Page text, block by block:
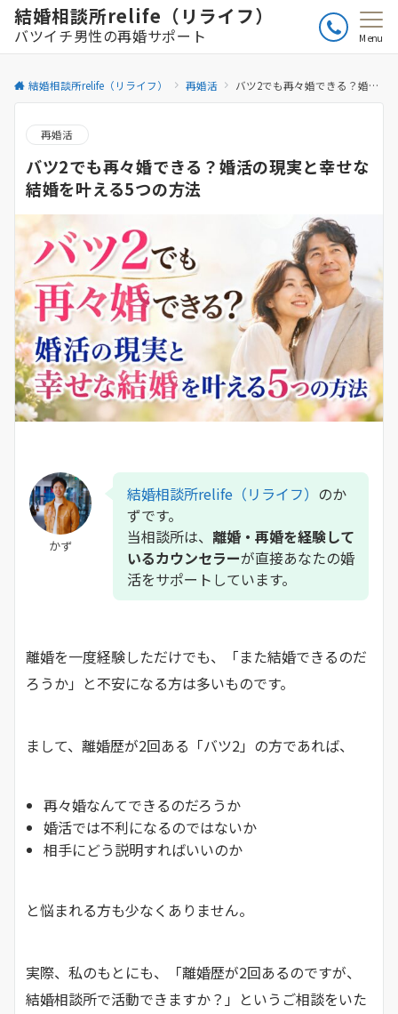
結婚相談所relife（リライフ）
バツイチ男性の再婚サポート Menu
結婚相談所relife（リライフ） 再婚活 バツ2でも再々婚できる？婚活の現実と幸せな結婚を叶える5つの方法
再婚活
バツ2でも再々婚できる？婚活の現実と幸せな
結婚を叶える5つの方法
かず
結婚相談所relife（リライフ） のか
ずです。
当相談所は、 離婚・再婚を経験して
いるカウンセラーが直接あなたの婚
活をサポートしています。
離婚を一度経験しただけでも、「また結婚できるのだ
ろうか」と不安になる方は多いものです。
まして、離婚歴が2回ある「バツ2」の方であれば、
再々婚なんてできるのだろうか
婚活では不利になるのではないか
相手にどう説明すればいいのか
と悩まれる方も少なくありません。
実際、私のもとにも、「離婚歴が2回あるのですが、
結婚相談所で活動できますか？」というご相談をいた